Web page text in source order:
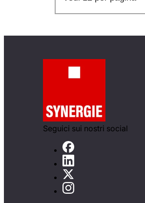
Seguici sui nostri social